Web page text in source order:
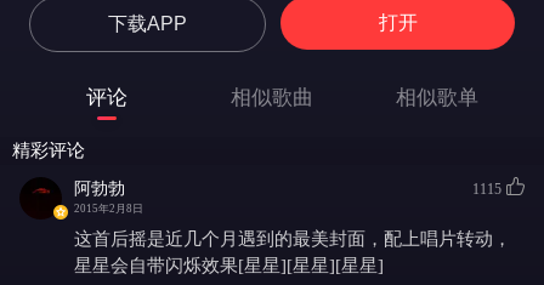
下载APP 打开
评论 相似歌曲 相似歌单
精彩评论
阿勃勃
2015年2月8日
1115
这首后摇是近几个月遇到的最美封面，配上唱片转动，
星星会自带闪烁效果[星星][星星][星星]